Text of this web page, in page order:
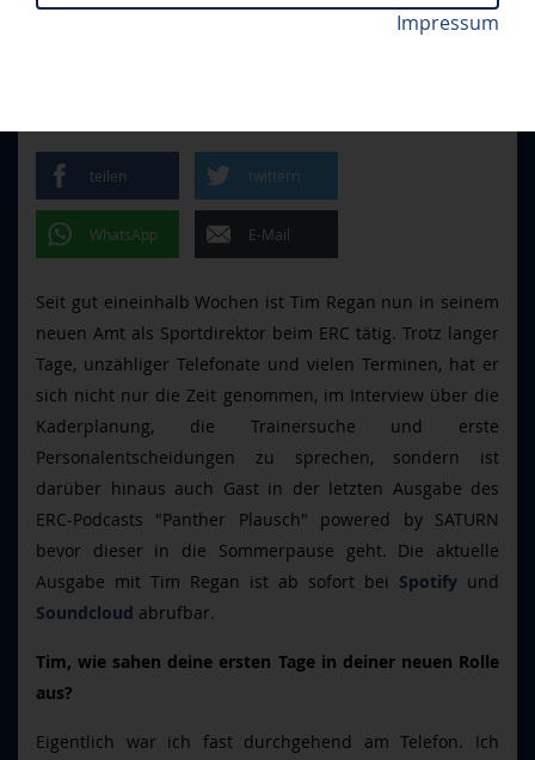
Der neue Sportdirektor Tim Regan im Interview.
teilen twittern
WhatsApp E-Mail
Seit gut eineinhalb Wochen ist Tim Regan nun in seinem
neuen Amt als Sportdirektor beim ERC tätig. Trotz langer
Tage, unzähliger Telefonate und vielen Terminen, hat er
sich nicht nur die Zeit genommen, im Interview über die
Kaderplanung, die Trainersuche und erste
Personalentscheidungen zu sprechen, sondern ist
darüber hinaus auch Gast in der letzten Ausgabe des
ERC-Podcasts "Panther Plausch" powered by SATURN
bevor dieser in die Sommerpause geht. Die aktuelle
Ausgabe mit Tim Regan ist ab sofort bei Spotify und
Soundcloud abrufbar.
Tim, wie sahen deine ersten Tage in deiner neuen Rolle
aus?
Eigentlich war ich fast durchgehend am Telefon. Ich
Impressum